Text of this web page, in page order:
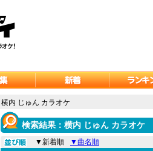
横内 じゅん カラオケ
検索結果：横内 じゅん カラオケ
▼新着順 ▼曲名順